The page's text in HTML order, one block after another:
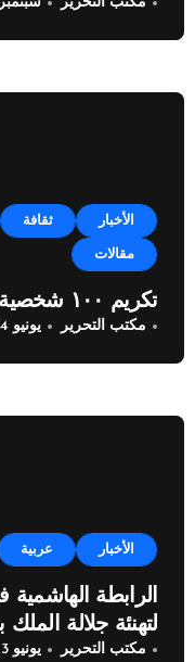
الأخبار ثقافة
مقالات
تكريم ١٠٠ شخصية إعلامية عربية
مكتب التحرير يونيو 24, 2023
الأخبار عربية
الرابطة
لتهنئة جلالة
مكتب التحرير يونيو 3, 2023